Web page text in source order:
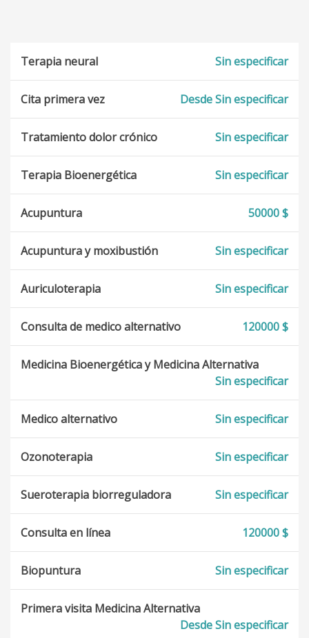
Terapia neural Sin especificar
Cita primera vez Desde Sin especificar
Tratamiento dolor crónico Sin especificar
Terapia Bioenergética Sin especificar
Acupuntura 50000 $
Acupuntura y moxibustión Sin especificar
Auriculoterapia Sin especificar
Consulta de medico alternativo 120000 $
Medicina Bioenergética y Medicina Alternativa
Sin especificar
Medico alternativo Sin especificar
Ozonoterapia Sin especificar
Sueroterapia biorreguladora Sin especificar
Consulta en línea 120000 $
Biopuntura Sin especificar
Primera visita Medicina Alternativa
Desde Sin especificar